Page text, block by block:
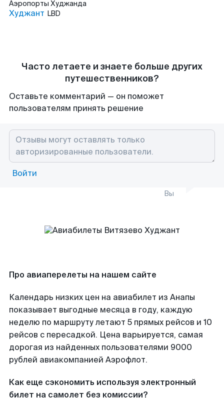
Аэропорты Худжанда
Худжант LBD
Часто летаете и знаете больше других
путешественников?
Оставьте комментарий — он поможет
пользователям принять решение
Войти
Вы
Про авиаперелеты на нашем сайте
Календарь низких цен на авиабилет из Анапы
показывает выгодные месяца в году, каждую
неделю по маршруту летают 5 прямых рейсов и 10
рейсов с пересадкой. Цена варьируется, самая
дорогая из найденных пользователями 9000
рублей авиакомпанией Аэрофлот.
Как еще сэкономить используя электронный
билет на самолет без комиссии?